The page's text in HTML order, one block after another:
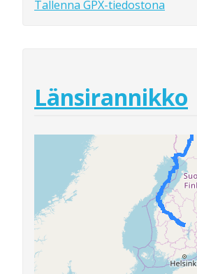
Tallenna GPX-tiedostona
Länsirannikko